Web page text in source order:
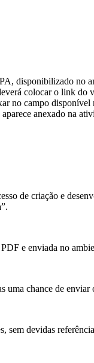
disponibilizado no
colocar o link do
no campo disponível
anexado na
de criação e
e enviada no
chance de
devidas